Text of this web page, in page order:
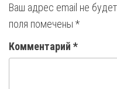
Ваш адрес email не будет
поля помечены *
Комментарий *